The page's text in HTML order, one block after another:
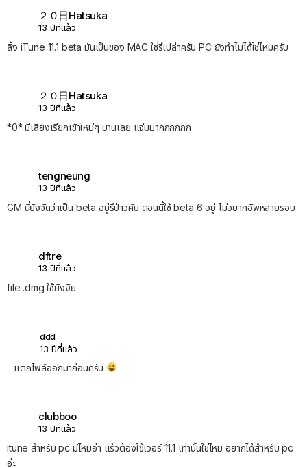
２０日Hatsuka
13 ปีที่แล้ว
ลิ้ง iTune 11.1 beta มันเป็นของ MAC ใช่รึเปล่าครับ PC ยังทำไม่ได้ใช่ไหมครับ
２０日Hatsuka
13 ปีที่แล้ว
*0* มีเสียงเรียกเข้าใหม่ๆ บานเลย แจ่มมากกกกกก
tengneung
13 ปีที่แล้ว
GM นี่ยังจัดว่าเป็น beta อยู่รึป่าวคับ ตอนนี้ใช้ beta 6 อยู่ ไม่อยากอัพหลายรอบ
dftre
13 ปีที่แล้ว
file .dmg ใช้ยังงัย
ddd
13 ปีที่แล้ว
แตกไฟล์ออกมาก่อนครับ
clubboo
13 ปีที่แล้ว
itune สำหรับ pc มีไหมอ่า แร้วต้องใช้เวอร์ 11.1 เท่านั้นใช่ไหม อยากได้สำหรับ pc
อ่ะ